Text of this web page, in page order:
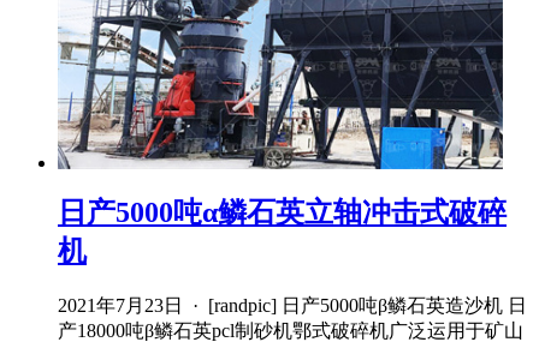
日产5000吨α鳞石英立轴冲击式破碎
机
2021年7月23日 · [randpic] 日产5000吨β鳞石英造沙机 日
产18000吨β鳞石英pcl制砂机鄂式破碎机广泛运用于矿山